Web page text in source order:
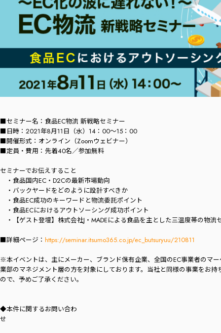
■セミナー名：食品EC物流 新戦略セミナー
■日時：2021年8月11日（水）14：00～15：00
■開催形式：オンライン（Zoomウェビナー）
■定員・費用：先着40名／参加無料
セミナーでお伝えすること
・食品国内EC・D2Cの最新市場動向
・バックヤードをどのように設計すべきか
・食品EC成功のキーワードと物流委託ポイント
・食品ECにおけるアウトソーシング成功ポイント
・【ゲスト登壇】株式会社J・MADEによる食品を主とした三温度帯の物
■詳細ページ： https://seminar.itsumo365.co.jp/ec_butsuryuu/210811
※本イベントは、主にメーカー、ブランド保有企業、全国のEC事業者のマ
業部のマネジメント層の方を対象にしております。当社と同様の事業をお
ので、予めご了承ください。
◆本件に関するお問い合わ